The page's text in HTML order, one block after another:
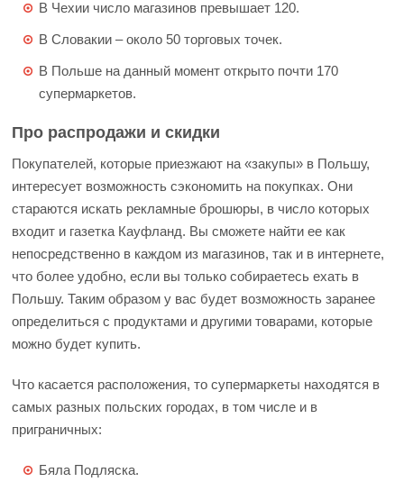
В Чехии число магазинов превышает 120.
В Словакии – около 50 торговых точек.
В Польше на данный момент открыто почти 170
супермаркетов.
Про распродажи и скидки
Покупателей, которые приезжают на «закупы» в Польшу,
интересует возможность сэкономить на покупках. Они
стараются искать рекламные брошюры, в число которых
входит и газетка Кауфланд. Вы сможете найти ее как
непосредственно в каждом из магазинов, так и в интернете,
что более удобно, если вы только собираетесь ехать в
Польшу. Таким образом у вас будет возможность заранее
определиться с продуктами и другими товарами, которые
можно будет купить.
Что касается расположения, то супермаркеты находятся в
самых разных польских городах, в том числе и в
приграничных:
Бяла Подляска.